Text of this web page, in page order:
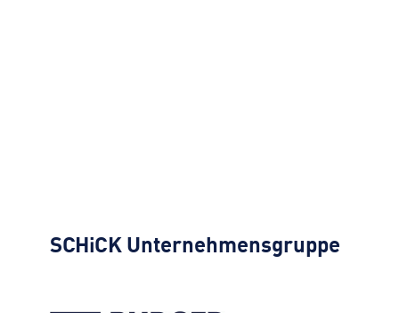
SCHiCKUnternehmensgruppe